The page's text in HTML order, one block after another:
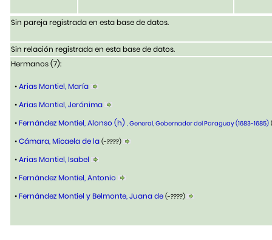
Sin pareja registrada en esta base de datos.
Sin relación registrada en esta base de datos.
Hermanos (7):
•Arias Montiel, María
•Arias Montiel, Jerónima
•Fernández Montiel, Alonso (h) , General, Gobernador del Paraguay (1683-1685)
•Cámara, Micaela de la (-????)
•Arias Montiel, Isabel
•Fernández Montiel, Antonio
•Fernández Montiel y Belmonte, Juana de (-????)